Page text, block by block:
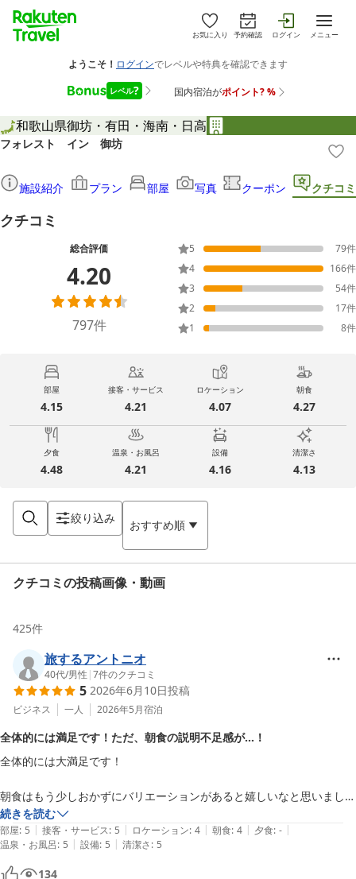
お気に入り 予約確認 ログイン メニュー
和歌山県御坊・有田・海南・日高
フォレスト イン 御坊
施設紹介 プラン 部屋 写真 クーポン クチコミ
クチコミ
総合評価
4.20
797件
5 79件
4
166件
3
54件
2
17件
1
8件
部屋
4.15
接客・サービス
4.21
ロケーション
4.07
朝食
4.27
夕食
4.48
温泉・お風呂
4.21
設備
4.16
清潔さ
4.13
絞り込み おすすめ順
クチコミの投稿画像・動画
425件
旅するアントニオ
40代/男性 |7件のクチコミ
5 2026年6月10日投稿
ビジネス 一人 2026年5月宿泊
全体的には満足です！ただ、朝食の説明不足感が…！
全体的には大満足です！
朝食はもう少しおかずにバリエーションがあると嬉しいなと思いまし
た。
和食、洋食、茶粥の３つから選べたので、和食を選びました。生卵がつ
いていますが、他のテーブルからはスタッフの方から
「目玉でーす（おそらく目玉焼き）」、「スクランブルでーす」など
続きを読む
部屋: 5 | 接客・サービス: 5 | ロケーション: 4 | 朝食: 4 | 夕食: - |
温泉・お風呂: 5 | 設備: 5 | 清潔さ: 5
134